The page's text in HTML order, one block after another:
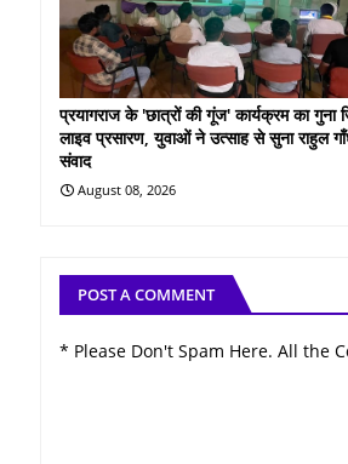
प्रयागराज के 'छात्रों की गूंज' कार्यक्रम का गुना
लाइव प्रसारण, युवाओं ने उत्साह से सुना राहुल
संवाद
August 08, 2026
POST A COMMENT
* Please Don't Spam Here. All the